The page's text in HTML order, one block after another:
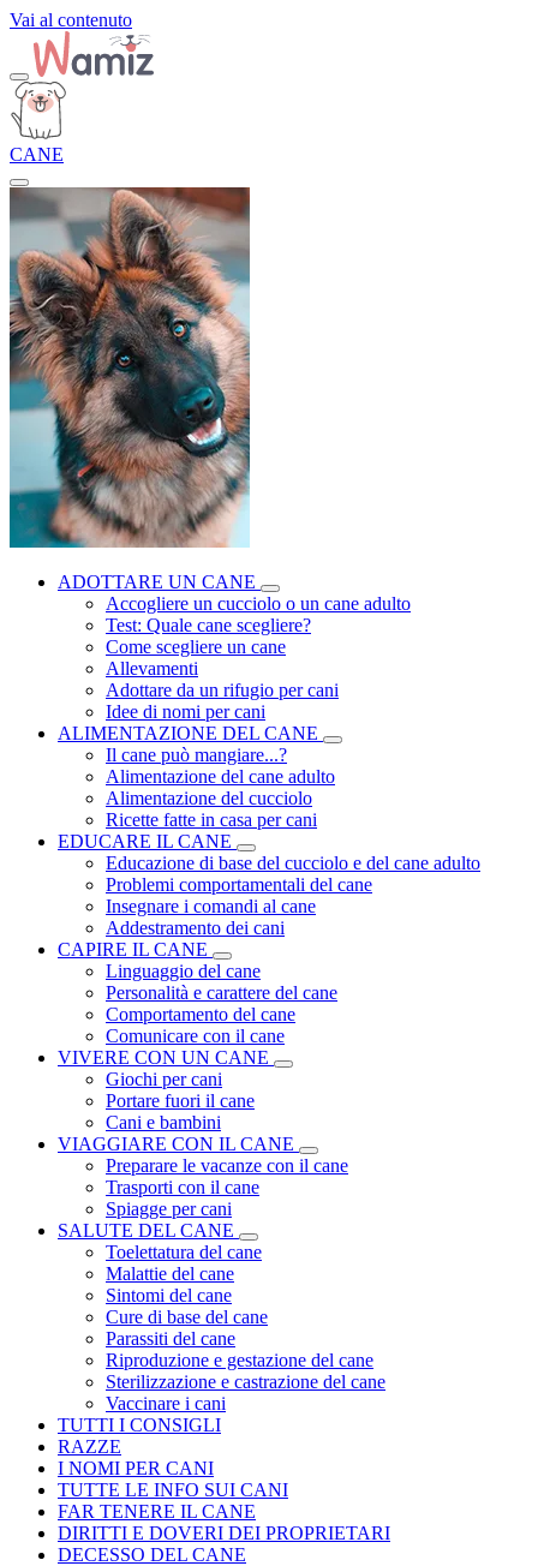
Vai al contenuto
CANE
ADOTTARE UN CANE
Accogliere un cucciolo o un cane adulto
Test: Quale cane scegliere?
Come scegliere un cane
Allevamenti
Adottare da un rifugio per cani
Idee di nomi per cani
ALIMENTAZIONE DEL CANE
Il cane può mangiare...?
Alimentazione del cane adulto
Alimentazione del cucciolo
Ricette fatte in casa per cani
EDUCARE IL CANE
Educazione di base del cucciolo e del cane adulto
Problemi comportamentali del cane
Insegnare i comandi al cane
Addestramento dei cani
CAPIRE IL CANE
Linguaggio del cane
Personalità e carattere del cane
Comportamento del cane
Comunicare con il cane
VIVERE CON UN CANE
Giochi per cani
Portare fuori il cane
Cani e bambini
VIAGGIARE CON IL CANE
Preparare le vacanze con il cane
Trasporti con il cane
Spiagge per cani
SALUTE DEL CANE
Toelettatura del cane
Malattie del cane
Sintomi del cane
Cure di base del cane
Parassiti del cane
Riproduzione e gestazione del cane
Sterilizzazione e castrazione del cane
Vaccinare i cani
TUTTI I CONSIGLI
RAZZE
I NOMI PER CANI
TUTTE LE INFO SUI CANI
FAR TENERE IL CANE
DIRITTI E DOVERI DEI PROPRIETARI
DECESSO DEL CANE